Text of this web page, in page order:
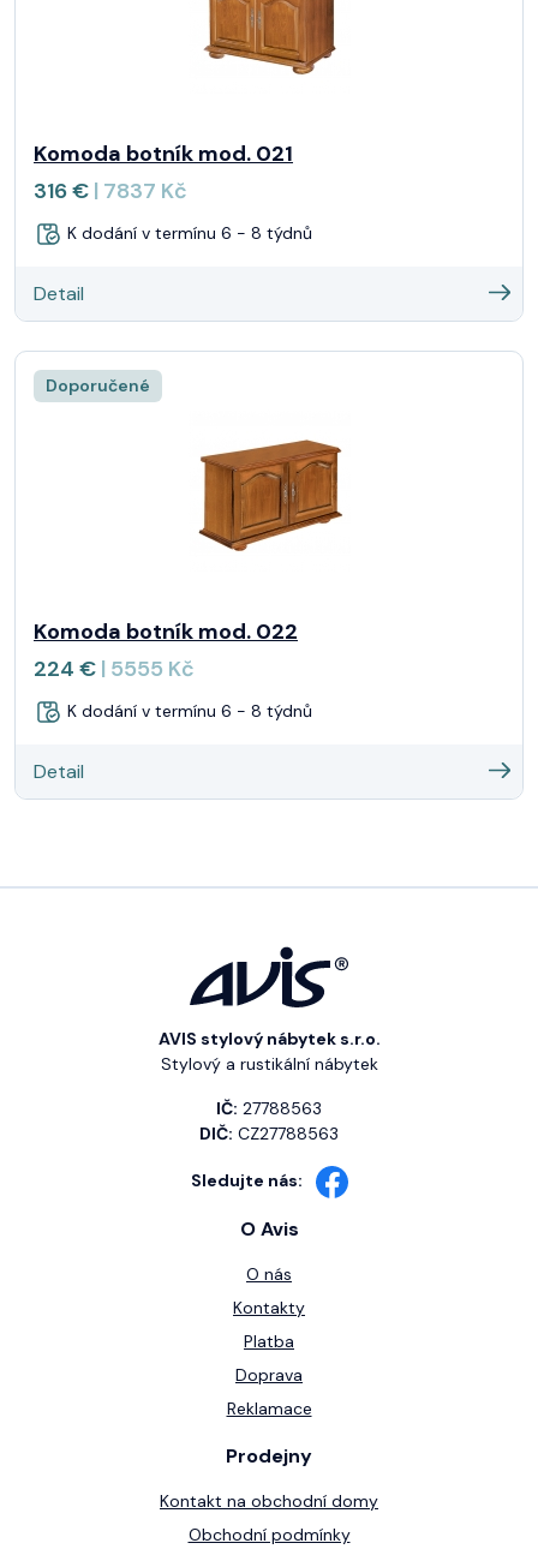
Komoda botník mod. 021
316 € | 7837 Kč
K dodání v termínu 6 - 8 týdnů
Detail
Doporučené
Komoda botník mod. 022
224 € | 5555 Kč
K dodání v termínu 6 - 8 týdnů
Detail
AVIS stylový nábytek s.r.o.
Stylový a rustikální nábytek
IČ: 27788563
DIČ: CZ27788563
Sledujte nás:
O Avis
O nás
Kontakty
Platba
Doprava
Reklamace
Prodejny
Kontakt na obchodní domy
Obchodní podmínky